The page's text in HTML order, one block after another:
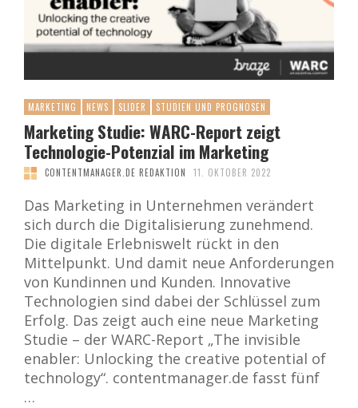
MARKETING NEWS SLIDER STUDIEN UND PROGNOSEN
Marketing Studie: WARC-Report zeigt
Technologie-Potenzial im Marketing
CONTENTMANAGER.DE REDAKTION 11. OKTOBER 2022
Das Marketing in Unternehmen verändert
sich durch die Digitalisierung zunehmend.
Die digitale Erlebniswelt rückt in den
Mittelpunkt. Und damit neue Anforderungen
von Kundinnen und Kunden. Innovative
Technologien sind dabei der Schlüssel zum
Erfolg. Das zeigt auch eine neue Marketing
Studie – der WARC-Report „The invisible
enabler: Unlocking the creative potential of
technology“. contentmanager.de fasst fünf
…